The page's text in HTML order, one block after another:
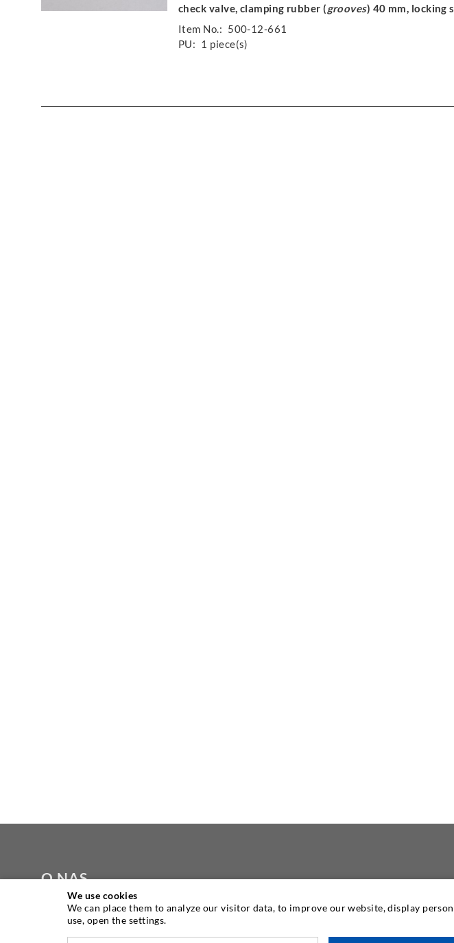
check valve, clamping rubber (grooves) 40 mm, locking
Item No.: 500-12-661
PU: 1 piece(s)
O NAS
Jako jeden z wiodących światowych
producentów sprzętu do iniekcji, DESOI
We use cookies
We can place them to analyze our visitor data, to improve our website, display
use, open the settings.